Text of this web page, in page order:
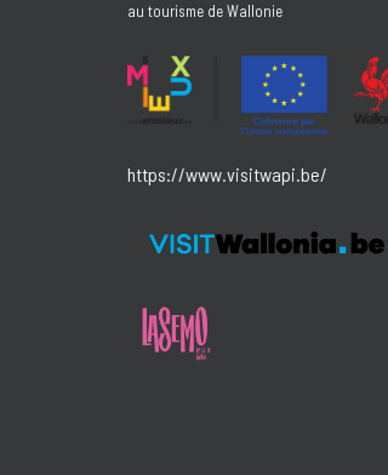
au tourisme de Wallonie
https://www.visitwapi.be/